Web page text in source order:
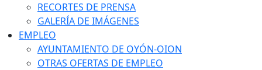
RECORTES DE PRENSA
GALERÍA DE IMÁGENES
EMPLEO
AYUNTAMIENTO DE OYÓN-OION
OTRAS OFERTAS DE EMPLEO